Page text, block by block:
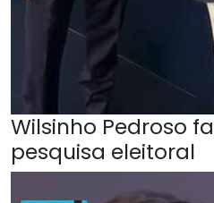
Wilsinho Pedroso
pesquisa eleitoral